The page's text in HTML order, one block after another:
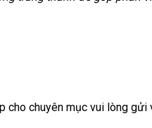
cho chuyên mục vui lòng gửi